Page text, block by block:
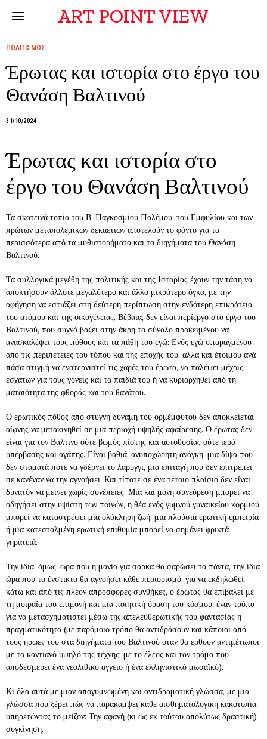
ART POINT VIEW
ΠΟΛΙΤΙΣΜΟΣ
Έρωτας και ιστορία στο έργο του
Θανάση Βαλτινού
31/10/2024
Έρωτας και ιστορία στο
έργο του Θανάση Βαλτινού
Τα σκοτεινά τοπία του Β’ Παγκοσμίου Πολέμου, του Εμφυλίου και των
πρώτων μεταπολεμικών δεκαετιών αποτελούν το φόντο για τα
περισσότερα από τα μυθιστορήματα και τα διηγήματα του Θανάση
Βαλτινού.
Τα συλλογικά μεγέθη της πολιτικής και της Ιστορίας έχουν την τάση να
αποκτήσουν άλλοτε μεγαλύτερο και άλλο μικρότερο όγκο, με την
αφήγηση να εστιάζει στη δεύτερη περίπτωση στην ενδότερη επικράτεια
του ατόμου και της οικογένειας. Βέβαια, δεν είναι περίεργο στο έργο του
Βαλτινού, που συχνά βάζει στην άκρη το σύνολο προκειμένου να
ανασκαλέψει τους πόθους και τα πάθη του εγώ: Ενός εγώ σπαραγμένου
από τις περιπέτειες του τόπου και της εποχής του, αλλά και έτοιμου ανά
πάσα στιγμή να ενστερνιστεί τις χαρές του έρωτα, να παλέψει μέχρις
εσχάτων για τους γονείς και τα παιδιά του ή να κυριαρχηθεί από τη
ματαιότητα της φθοράς και του θανάτου.
Ο ερωτικός πόθος από στυγνή δύναμη του ορμέμφυτου δεν αποκλείεται
αίφνης να μετακινηθεί σε μια περιοχή υψηλής αφαίρεσης. Ο έρωτας δεν
είναι για τον Βαλτινό ούτε βωμός πίστης και αυτοθυσίας ούτε ιερό
υπέρβασης και αγάπης. Είναι βαθιά, ανυποχώρητη ανάγκη, μια δίψα που
δεν σταματά ποτέ να γδέρνει το λαρύγγι, μια επιταγή που δεν επιτρέπει
σε κανέναν να την αγνοήσει. Και τίποτε σε ένα τέτοιο πλαίσιο δεν είναι
δυνατόν να μείνει χωρίς συνέπειες. Μία και μόνη συνεύρεση μπορεί να
οδηγήσει στην υψίστη των ποινών, η θέα ενός γυμνού γυναικείου κορμιού
μπορεί να καταστρέψει μια ολόκληρη ζωή, μια πλούσια ερωτική εμπειρία
ή μια κατεσταλμένη ερωτική επιθυμία μπορεί να σημάνει φρικτά
γηρατειά.
Την ίδια, όμως, ώρα που η μανία για σάρκα θα σαρώσει τα πάντα, την ίδια
ώρα που το ένστικτο θα αγνοήσει κάθε περιορισμό, για να εκδηλωθεί
κάτω και από τις πλέον απρόσφορες συνθήκες, ο έρωτας θα επιβάλει με
τη μοιραία του επιμονή και μια ποιητική όραση του κόσμου, έναν τρόπο
για να μετασχηματιστεί μέσω της απελευθερωτικής του φαντασίας η
πραγματικότητα (με παρόμοιο τρόπο θα αντιδράσουν και κάποιοι από
τους ήρωες του στα διηγήματα του Βαλτινού όταν θα έρθουν αντιμέτωποι
με το καντιανό υψηλό της τέχνης: με το έλεος και τον τρόμο που
αποδεσμεύει ένα νεολιθικό αγγείο ή ένα ελληνιστικό μωσαϊκό).
Κι όλα αυτά με μιαν απογυμνωμένη και αντιδραματική γλώσσα, με μια
γλώσσα που ξέρει πώς να παρακάμψει κάθε αισθηματολογική κακοτοπιά,
υπηρετώντας το μείζον: Την αφανή (κι ως εκ τούτου απολύτως δραστική)
συγκίνηση.